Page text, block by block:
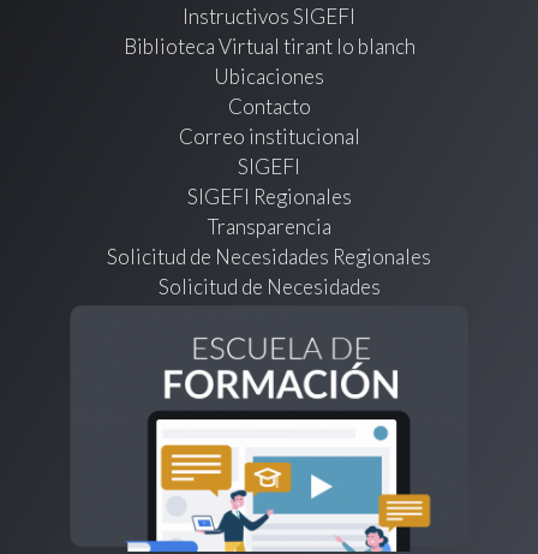
Instructivos SIGEFI
Biblioteca Virtual tirant lo blanch
Ubicaciones
Contacto
Correo institucional
SIGEFI
SIGEFI Regionales
Transparencia
Solicitud de Necesidades Regionales
Solicitud de Necesidades